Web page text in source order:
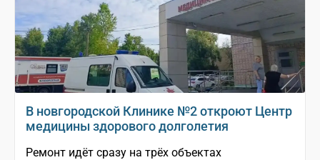
В новгородской Клинике №2 откроют Центр
медицины здорового долголетия
Ремонт идёт сразу на трёх объектах